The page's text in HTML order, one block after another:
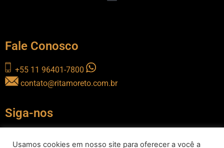
Fale Conosco
+55 11 96401-7800
contato@ritamoreto.com.br
Siga-nos
Usamos cookies em nosso site para oferecer a você a